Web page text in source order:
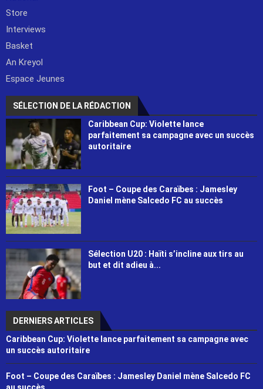
Store
Interviews
Basket
An Kreyol
Espace Jeunes
SÉLECTION DE LA RÉDACTION
Caribbean Cup: Violette lance
parfaitement sa campagne avec un succès
autoritaire
Foot – Coupe des Caraïbes : Jamesley
Daniel mène Salcedo FC au succès
Sélection U20 : Haïti s’incline aux tirs au
but et dit adieu à...
DERNIERS ARTICLES
Caribbean Cup: Violette lance parfaitement sa campagne avec
un succès autoritaire
Foot – Coupe des Caraïbes : Jamesley Daniel mène Salcedo FC